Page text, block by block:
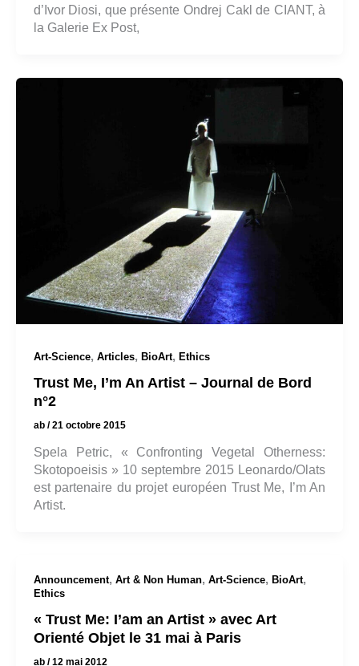
d’Ivor Diosi, que présente Ondrej Cakl de CIANT, à
la Galerie Ex Post,
Art-Science, Articles, BioArt, Ethics
Trust Me, I’m An Artist – Journal de Bord
n°2
ab /21 octobre 2015
Spela Petric, « Confronting Vegetal Otherness:
Skotopoeisis » 10 septembre 2015 Leonardo/Olats
est partenaire du projet européen Trust Me, I’m An
Artist.
Announcement, Art & Non Human, Art-Science, BioArt,
Ethics
« Trust Me: I’am an Artist » avec Art
Orienté Objet le 31 mai à Paris
ab /12 mai 2012